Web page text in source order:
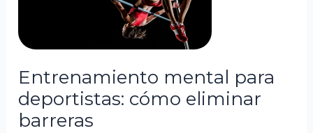
Entrenamiento mental para
deportistas: cómo eliminar
barreras
eliminar